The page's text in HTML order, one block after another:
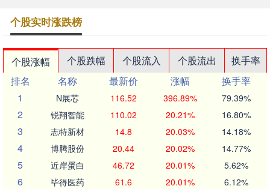
个股实时涨跌榜
个股涨幅 个股跌幅 个股流入 个股流出
换手率
排名
名称 最新价 涨幅
换手率
1
N展芯 116.52 396.89% 79.39%
2 锐翔智能 110.02 20.21% 16.80%
3 志特新材 14.8 20.03% 14.18%
4 博腾股份 20.44 20.02% 14.77%
5 近岸蛋白 46.72 20.01% 5.62%
6 毕得医药 61.6 20.01% 6.12%